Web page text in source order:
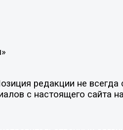
редакции не всегда
с настоящего сайта